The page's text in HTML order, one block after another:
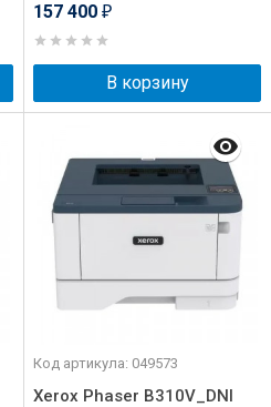
157 400 ₽
В корзину
Код артикула: 049573
Xerox Phaser B310V_DNI